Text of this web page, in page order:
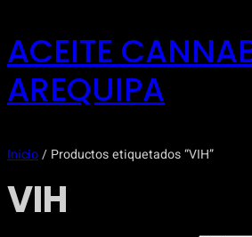
al
contenido
ACEITE
AREQUIPA
Inicio/ Productos etiquetados “VIH”
VIH